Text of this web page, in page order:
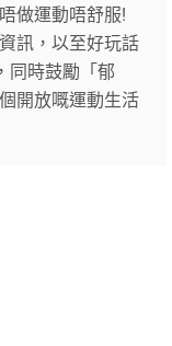
做運動唔舒服!
訊，以至好玩話
同時鼓勵「郁
開放嘅運動生活